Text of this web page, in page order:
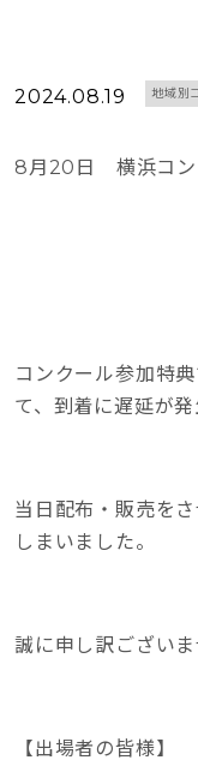
2024.08.19 地域別
8月20日 横浜コン
コンクール参加特
て、到着に遅延が発
当日配布・販売を
しまいました。
誠に申し訳ございま
【出場者の皆様】